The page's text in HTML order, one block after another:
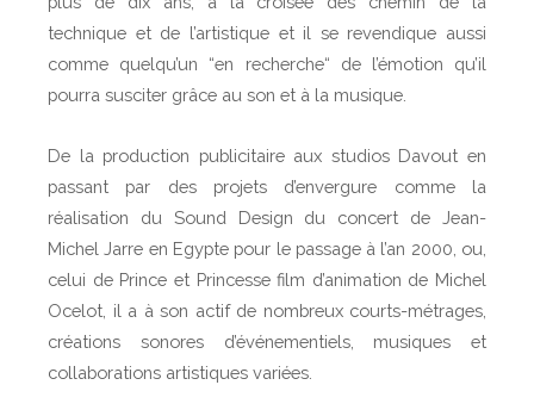
technique et de l’artistique et il se revendique aussi
comme quelqu’un “en recherche“ de l’émotion qu’il
pourra susciter grâce au son et à la musique.
De la production publicitaire aux studios Davout en
passant par des projets d’envergure comme la
réalisation du Sound Design du concert de Jean-
Michel Jarre en Egypte pour le passage à l’an 2000, ou,
celui de Prince et Princesse film d’animation de Michel
Ocelot, il a à son actif de nombreux courts-métrages,
créations sonores d’événementiels, musiques et
collaborations artistiques variées.